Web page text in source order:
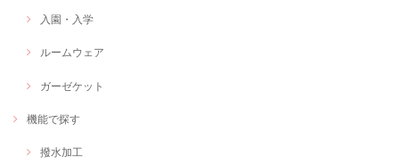
入園・入学
ルームウェア
ガーゼケット
機能で探す
撥水加工